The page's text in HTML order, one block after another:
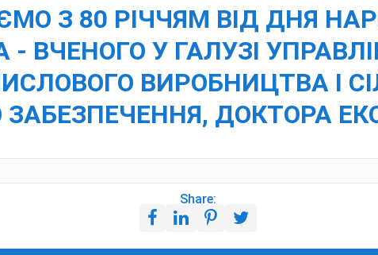
З 80 РІЧЧЯМ ВІД ДНЯ
ВЧЕНОГО У ГАЛУЗІ
ВИРОБНИЦТВА І
ДОКТОРА
Share: